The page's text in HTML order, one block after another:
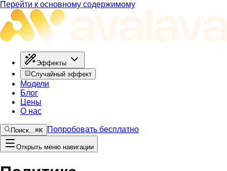
Перейти к основному содержимому
Эффекты
Случайный эффект
Модели
Блог
Цены
О нас
Поиск...⌘K Попробовать бесплатно
Открыть меню навигации